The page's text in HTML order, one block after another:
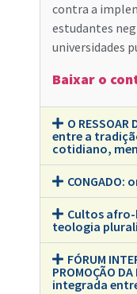
contra a
estudantes
universidades
Baixar o
O RESSOAR
entre a
cotidiano,
CONGADO:
Cultos afro-
teologia
FÓRUM
PROMOÇÃO
integrada